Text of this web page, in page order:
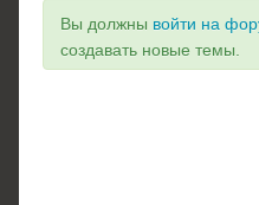
Вы должны войти на
создавать новые темы.